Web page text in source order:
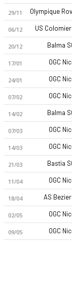
OGC Nice U19
29/11
06/12 US
20/12 Balma
17/01 OGC
24/01 OGC
07/02 OGC
14/02 Balma
07/03 OGC
14/03 OGC
21/03 Bastia
11/04 OGC
18/04 AS
02/05 OGC
09/05 OGC